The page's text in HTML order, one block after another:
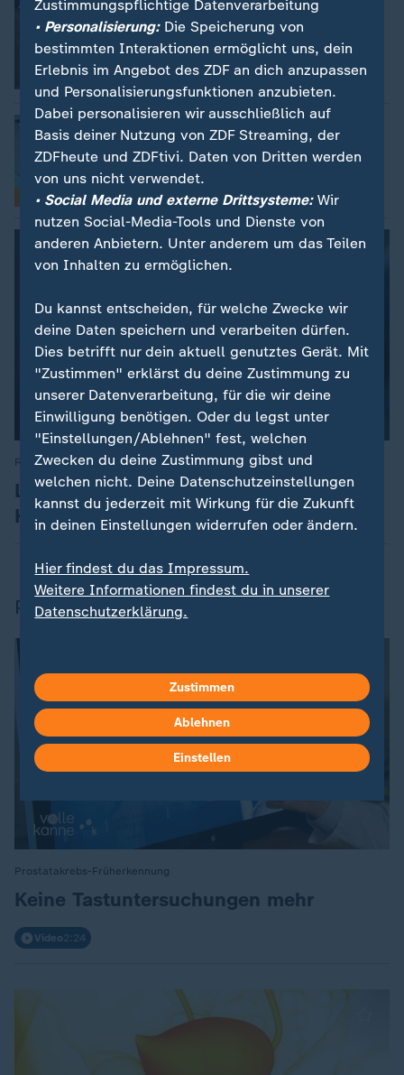
Hoffnung dank neuer Therapien
Lungenkrebs früh erkennen und
behandeln
mit Video
FAQ
Kassenleistung ab April 2026?
Lungenkrebs-Früherkennung für
Raucher soll kommen
Rauchstopp
:
Letzte Zigarette - so erholt sich der
Körper!
Prostatakrebs
Prostatakrebs-Früherkennung
:
Keine Tastuntersuchungen mehr
Video2:24
Zustimmungspflichtige Datenverarbeitung
• Personalisierung:Die Speicherung von
bestimmten Interaktionen ermöglicht uns, dein
Erlebnis im Angebot des ZDF an dich anzupassen
und Personalisierungsfunktionen anzubieten.
Dabei personalisieren wir ausschließlich auf
Basis deiner Nutzung von ZDF Streaming, der
ZDFheute und ZDFtivi. Daten von Dritten werden
von uns nicht verwendet.
• Social Media und externe Drittsysteme:Wir
nutzen Social-Media-Tools und Dienste von
anderen Anbietern. Unter anderem um das Teilen
von Inhalten zu ermöglichen.
Du kannst entscheiden, für welche Zwecke wir
deine Daten speichern und verarbeiten dürfen.
Dies betrifft nur dein aktuell genutztes Gerät. Mit
"Zustimmen" erklärst du deine Zustimmung zu
unserer Datenverarbeitung, für die wir deine
Einwilligung benötigen. Oder du legst unter
"Einstellungen/Ablehnen" fest, welchen
Zwecken du deine Zustimmung gibst und
welchen nicht. Deine Datenschutzeinstellungen
kannst du jederzeit mit Wirkung für die Zukunft
in deinen Einstellungen widerrufen oder ändern.
Hier findest du das Impressum.
Weitere Informationen findest du in unserer
Datenschutzerklärung.
Zustimmen
Ablehnen
Einstellen